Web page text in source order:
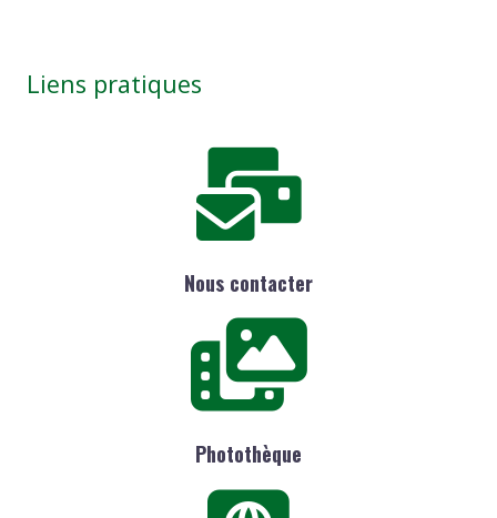
Liens pratiques
Nous contacter
Photothèque